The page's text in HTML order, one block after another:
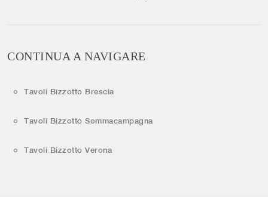
CONTINUA A NAVIGARE
Tavoli Bizzotto Brescia
Tavoli Bizzotto Sommacampagna
Tavoli Bizzotto Verona